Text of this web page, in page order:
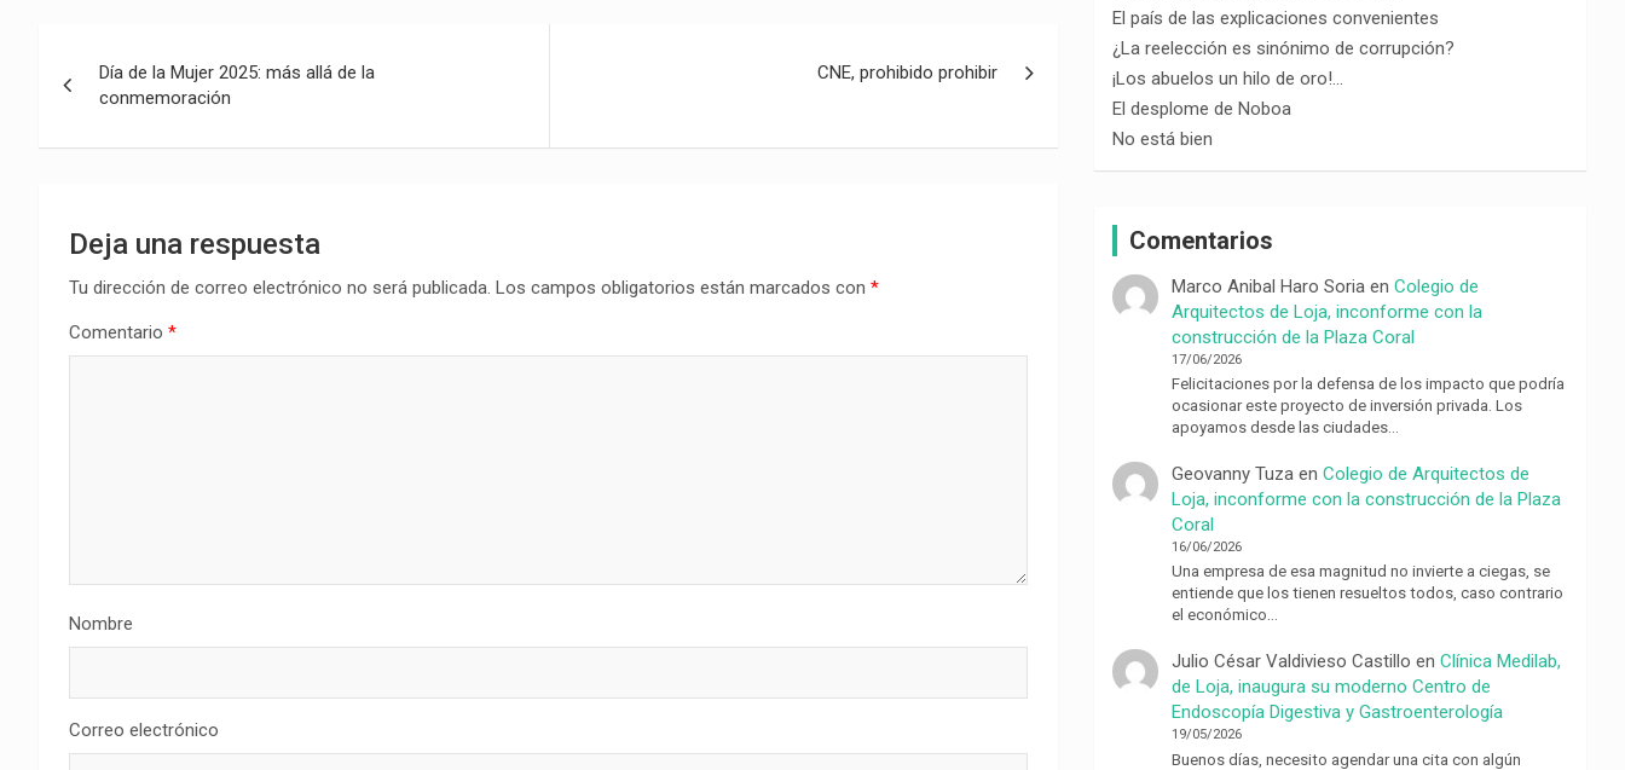
de
entradas
Día de la Mujer 2025: más allá de la
conmemoración
CNE, prohibido prohibir
Deja una respuesta
Tu dirección de correo electrónico no será publicada. Los campos obligatorios están marcados con *
Comentario *
Nombre
Correo electrónico
El país de las explicaciones convenientes
¿La reelección es sinónimo de corrupción?
¡Los abuelos un hilo de oro!…
El desplome de Noboa
No está bien
Comentarios
Marco Anibal Haro Soria enColegio de
Arquitectos de Loja, inconforme con la
construcción de la Plaza Coral
17/06/2026
Felicitaciones por la defensa de los impacto que podría
ocasionar este proyecto de inversión privada. Los
apoyamos desde las ciudades…
Geovanny Tuza enColegio de Arquitectos de
Loja, inconforme con la construcción de la Plaza
Coral
16/06/2026
Una empresa de esa magnitud no invierte a ciegas, se
entiende que los tienen resueltos todos, caso contrario
el económico…
Julio César Valdivieso Castillo enClínica Medilab,
de Loja, inaugura su moderno Centro de
Endoscopía Digestiva y Gastroenterología
19/05/2026
Buenos días, necesito agendar una cita con algún